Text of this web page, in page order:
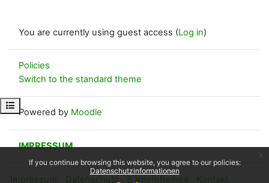
If you continue browsing this website, you agree to our policies:
Datenschutzinformationen
Open course index
You are currently using guest access (Log in)
Policies
Switch to the standard theme
Powered by Moodle
IMPRESSUM
Impressum Datenschutz Barrierefreiheit Kontakt